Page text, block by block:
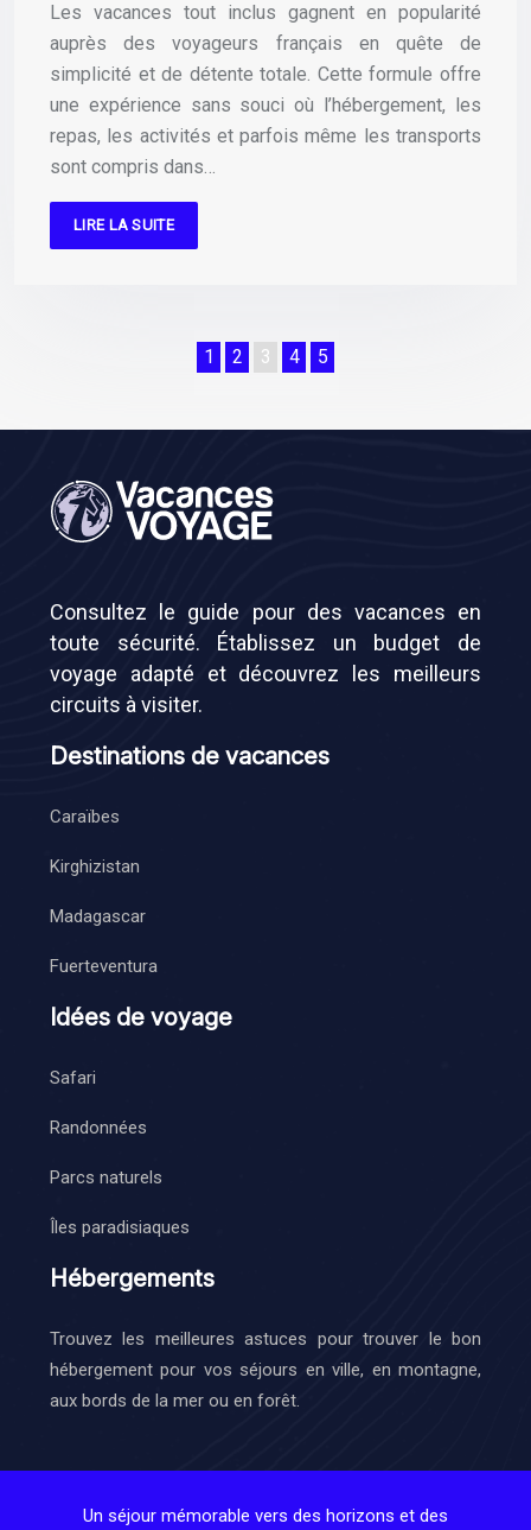
Les vacances tout inclus gagnent en popularité
auprès des voyageurs français en quête de
simplicité et de détente totale. Cette formule offre
une expérience sans souci où l’hébergement, les
repas, les activités et parfois même les transports
sont compris dans…
LIRE LA SUITE
1 2 3 4 5
Consultez le guide pour des vacances en
toute sécurité. Établissez un budget de
voyage adapté et découvrez les meilleurs
circuits à visiter.
Destinations de vacances
Caraïbes
Kirghizistan
Madagascar
Fuerteventura
Idées de voyage
Safari
Randonnées
Parcs naturels
Îles paradisiaques
Hébergements
Trouvez les meilleures astuces pour trouver le bon
hébergement pour vos séjours en ville, en montagne,
aux bords de la mer ou en forêt.
Un séjour mémorable vers des horizons et des